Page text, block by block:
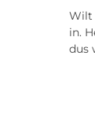
Wilt
in.
dus